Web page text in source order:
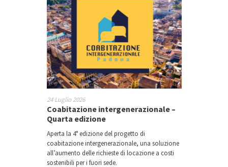
24 Luglio 2026
Coabitazione intergenerazionale –
Quarta edizione
Aperta la 4° edizione del progetto di
coabitazione intergenerazionale, una soluzione
all’aumento delle richieste di locazione a costi
sostenibili per i fuori sede.